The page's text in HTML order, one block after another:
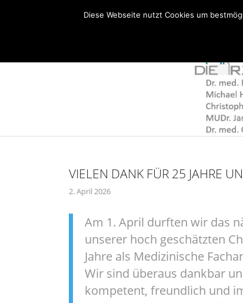
COVID-
VIELEN DANK FÜR 25 JAHRE
2. April 2026
Am 1. April durften wir das
unserer hoch geschätzten
Jahre als Medizinische
Wir sind überaus dankbar
kompetent, freundlich und
Diese Webseite nutzt Cookies um